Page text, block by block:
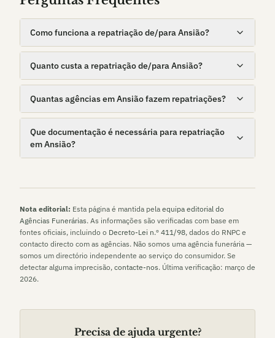
Como funciona a repatriação de/para Ansião?
Quanto custa a repatriação de/para Ansião?
Quantas agências em Ansião fazem repatriações?
Que documentação é necessária para repatriação
em Ansião?
Nota editorial: Esta página é mantida pela equipa editorial do
Agências Funerárias. As informações são verificadas com base em
fontes oficiais, incluindo o Decreto-Lei n.º 411/98, dados do RNPC e
contacto directo com as agências. Não somos uma agência funerária —
somos um directório independente ao serviço do consumidor. Se
detectar alguma imprecisão, contacte-nos. Última verificação: março de
2026.
Precisa de ajuda urgente?